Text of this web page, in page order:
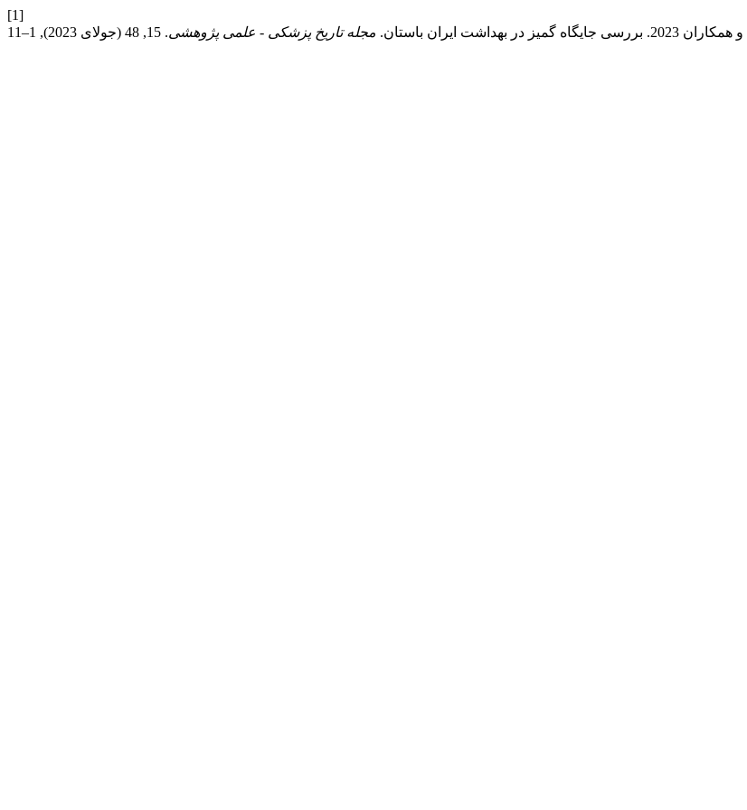
[1]
گمیز در بهداشت ایران باستان.
مجله تاریخ پزشکی - علمی پژوهشی